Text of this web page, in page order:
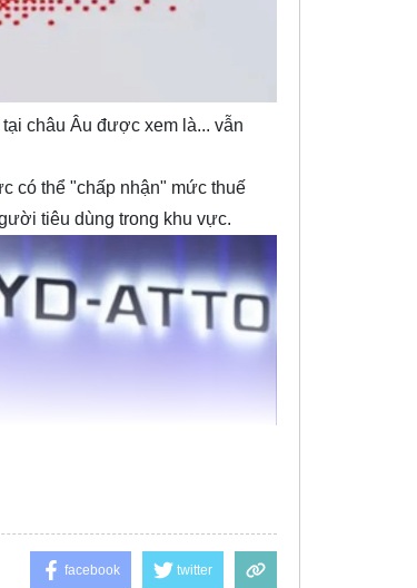
châu Âu được xem là... vẫn
có thể "chấp nhận" mức thuế
tiêu dùng trong khu vực.
facebook twitter